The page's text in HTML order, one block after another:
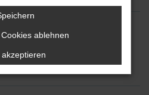
ablehnen
akzeptieren